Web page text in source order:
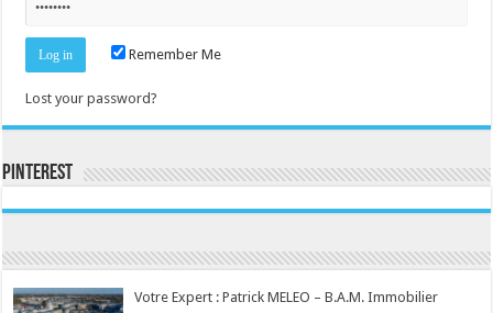
Remember Me
Lost your password?
Pinterest
Votre Expert : Patrick MELEO – B.A.M. Immobilier